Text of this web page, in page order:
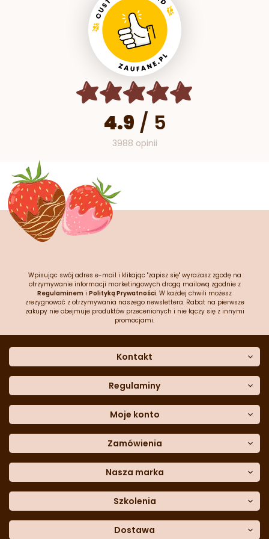
4.9 / 5
3988 opinii
Wpisując swój adres e-mail i klikając "zapisz się" wyrażasz zgodę na
otrzymywanie informacji marketingowych drogą mailową zgodnie z
Regulaminem i Polityką Prywatności. W każdej chwili możesz
zrezygnować z otrzymywania naszego newslettera. Rabat na pierwsze
zakupy nie obejmuje produktów przecenionych i nie łączy się z innymi
promocjami.
Kontakt
Dane kontaktowe
Często zadawane pytania
Sklep stacjonarny
Formularz kontaktowy
Blog
telefon:601 767 272
Regulaminy
Polityka prywatności
Polityka cookies
Polityka reklamacji
Polityka zwrotów
Dostępność cyfrowa
Moje konto
Moje dane
Historia zamówień
Lista ulubionych
Moje rabaty
Zamówienia
Metody płatności
Dane do przelewu
Formularzreklamacji
Formularzzwrotu
Nasza marka
Trio Gelato
CDN
Szkolenia
Academy of Baker Arts
Dostawa